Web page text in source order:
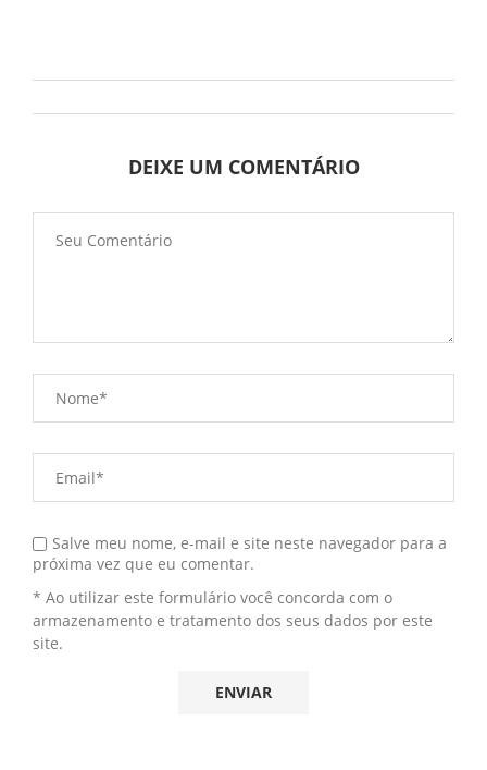
DEIXE UM COMENTÁRIO
Salve meu nome, e-mail e site neste navegador para a
próxima vez que eu comentar.
* Ao utilizar este formulário você concorda com o
armazenamento e tratamento dos seus dados por este
site.